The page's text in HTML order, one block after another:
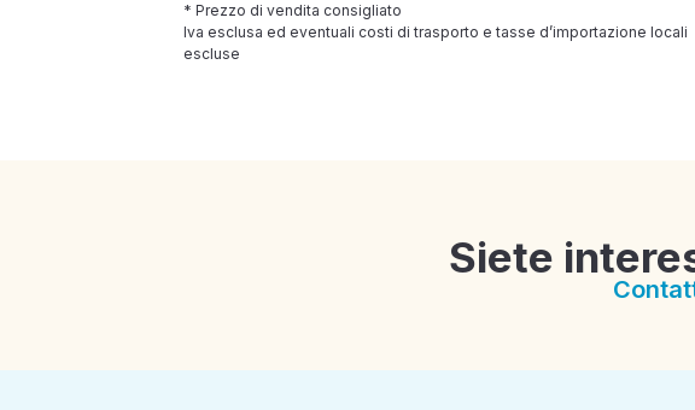
* Prezzo di vendita consigliato
Iva esclusa ed eventuali costi di trasporto e tasse d’importazione locali
escluse
Siete